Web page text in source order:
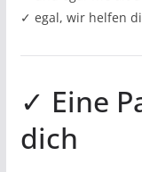
✓ egal, wir helfen
✓ Eine
dich